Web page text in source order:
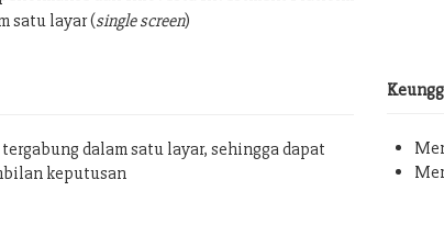
satu layar (single screen)
dalam satu layar, sehingga dapat
keputusan